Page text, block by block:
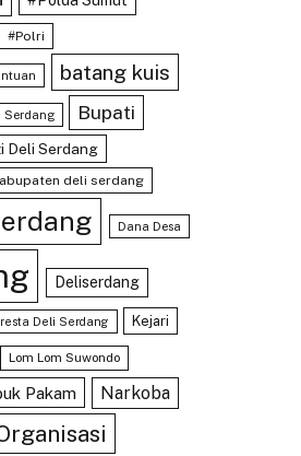
#Polri
batang kuis
Serdang Bupati
Deli Serdang
deli serdang
Dana Desa
Deliserdang
Deli Serdang Kejari
Lom Lom Suwondo
Pakam Narkoba